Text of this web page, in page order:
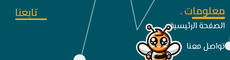
معلومات .
الصفحة الرئيسية
تواصل معنا
تابعنا